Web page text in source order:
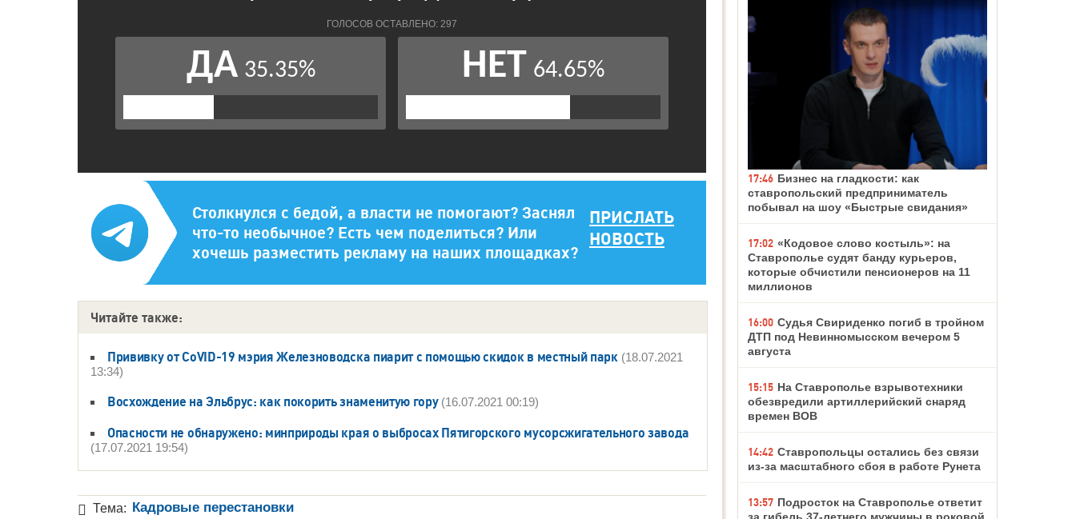
Столкнулся с бедой, а власти не помогают? Заснял
что-то необычное? Есть чем поделиться? Или
хочешь разместить рекламу на наших площадках?
ПРИСЛАТЬ
НОВОСТЬ
Читайте также:
Прививку от CoVID-19 мэрия Железноводска пиарит с помощью скидок в местный парк (18.07.2021
13:34)
Восхождение на Эльбрус: как покорить знаменитую гору (16.07.2021 00:19)
Опасности не обнаружено: минприроды края о выбросах Пятигорского мусорсжигательного завода
(17.07.2021 19:54)
Тема: Кадровые перестановки
17:46 Бизнес на гладкости: как
ставропольский предприниматель
побывал на шоу «Быстрые свидания»
17:02 «Кодовое слово костыль»: на
Ставрополье судят банду курьеров,
которые обчистили пенсионеров на 11
миллионов
16:00 Судья Свириденко погиб в тройном
ДТП под Невинномысском вечером 5
августа
15:15 На Ставрополье взрывотехники
обезвредили артиллерийский снаряд
времен ВОВ
14:42 Ставропольцы остались без связи
из-за масштабного сбоя в работе Рунета
13:57 Подросток на Ставрополье ответит